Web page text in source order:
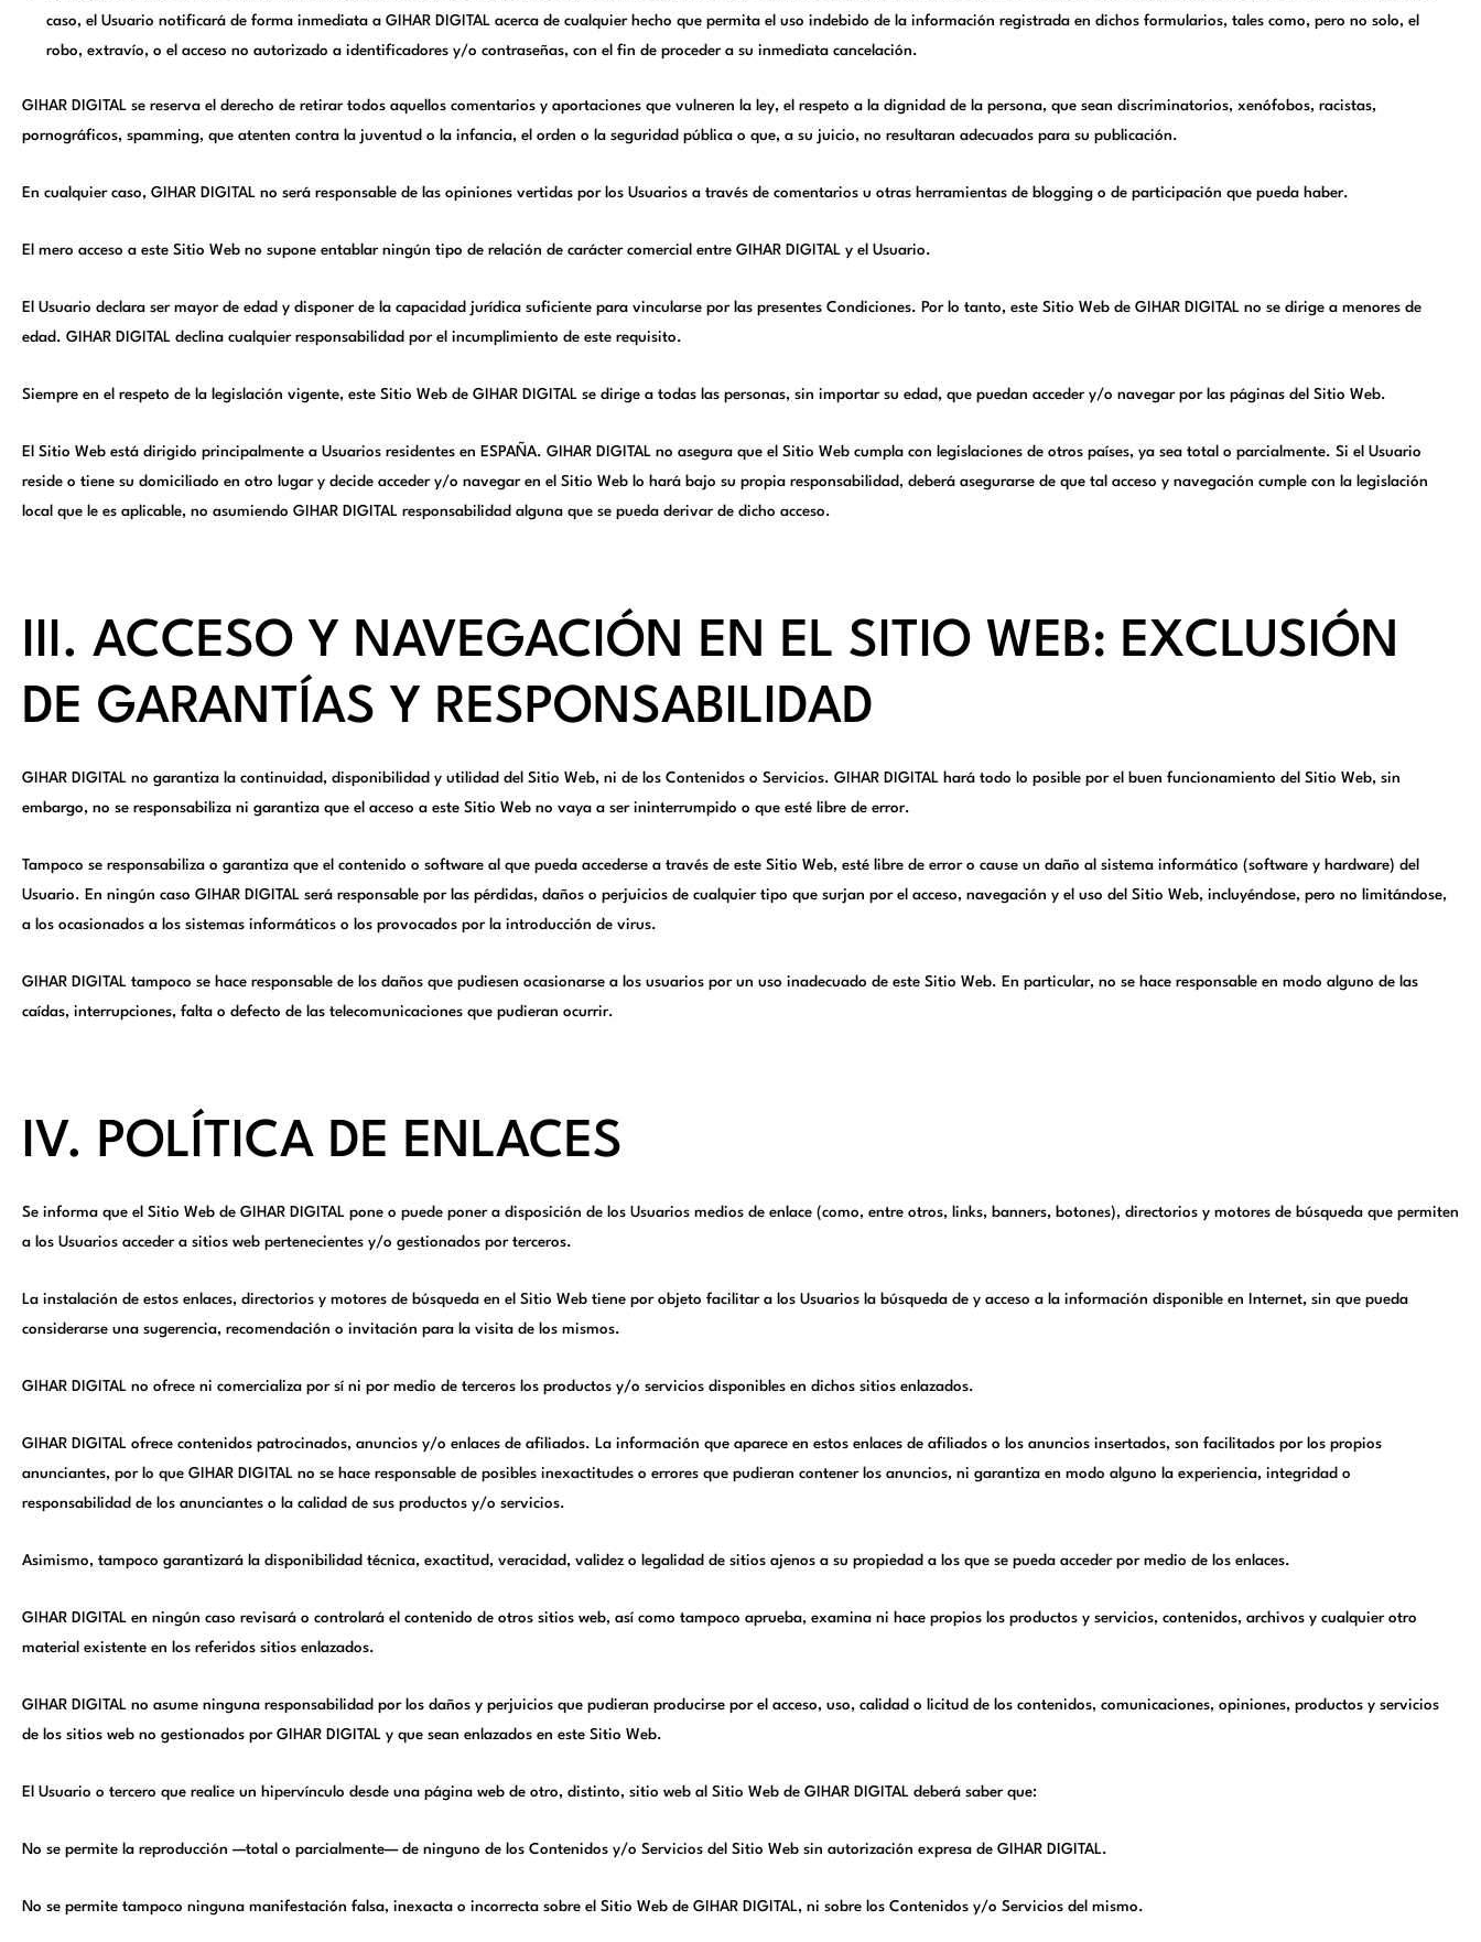
caso, el Usuario notificará de forma inmediata a GIHAR DIGITAL acerca de cualquier hecho que permita el uso indebido de la información registrada en dichos formularios, tales como, pero no solo, el
robo, extravío, o el acceso no autorizado a identificadores y/o contraseñas, con el fin de proceder a su inmediata cancelación.
GIHAR DIGITAL se reserva el derecho de retirar todos aquellos comentarios y aportaciones que vulneren la ley, el respeto a la dignidad de la persona, que sean discriminatorios, xenófobos, racistas,
pornográficos, spamming, que atenten contra la juventud o la infancia, el orden o la seguridad pública o que, a su juicio, no resultaran adecuados para su publicación.
En cualquier caso, GIHAR DIGITAL no será responsable de las opiniones vertidas por los Usuarios a través de comentarios u otras herramientas de blogging o de participación que pueda haber.
El mero acceso a este Sitio Web no supone entablar ningún tipo de relación de carácter comercial entre GIHAR DIGITAL y el Usuario.
El Usuario declara ser mayor de edad y disponer de la capacidad jurídica suficiente para vincularse por las presentes Condiciones. Por lo tanto, este Sitio Web de GIHAR DIGITAL no se dirige a menores de
edad. GIHAR DIGITAL declina cualquier responsabilidad por el incumplimiento de este requisito.
Siempre en el respeto de la legislación vigente, este Sitio Web de GIHAR DIGITAL se dirige a todas las personas, sin importar su edad, que puedan acceder y/o navegar por las páginas del Sitio Web.
El Sitio Web está dirigido principalmente a Usuarios residentes en ESPAÑA. GIHAR DIGITAL no asegura que el Sitio Web cumpla con legislaciones de otros países, ya sea total o parcialmente. Si el Usuario
reside o tiene su domiciliado en otro lugar y decide acceder y/o navegar en el Sitio Web lo hará bajo su propia responsabilidad, deberá asegurarse de que tal acceso y navegación cumple con la legislación
local que le es aplicable, no asumiendo GIHAR DIGITAL responsabilidad alguna que se pueda derivar de dicho acceso.
III. ACCESO Y NAVEGACIÓN EN EL SITIO WEB: EXCLUSIÓN
DE GARANTÍAS Y RESPONSABILIDAD
GIHAR DIGITAL no garantiza la continuidad, disponibilidad y utilidad del Sitio Web, ni de los Contenidos o Servicios. GIHAR DIGITAL hará todo lo posible por el buen funcionamiento del Sitio Web, sin
embargo, no se responsabiliza ni garantiza que el acceso a este Sitio Web no vaya a ser ininterrumpido o que esté libre de error.
Tampoco se responsabiliza o garantiza que el contenido o software al que pueda accederse a través de este Sitio Web, esté libre de error o cause un daño al sistema informático (software y hardware) del
Usuario. En ningún caso GIHAR DIGITAL será responsable por las pérdidas, daños o perjuicios de cualquier tipo que surjan por el acceso, navegación y el uso del Sitio Web, incluyéndose, pero no limitándose,
a los ocasionados a los sistemas informáticos o los provocados por la introducción de virus.
GIHAR DIGITAL tampoco se hace responsable de los daños que pudiesen ocasionarse a los usuarios por un uso inadecuado de este Sitio Web. En particular, no se hace responsable en modo alguno de las
caídas, interrupciones, falta o defecto de las telecomunicaciones que pudieran ocurrir.
IV. POLÍTICA DE ENLACES
Se informa que el Sitio Web de GIHAR DIGITAL pone o puede poner a disposición de los Usuarios medios de enlace (como, entre otros, links, banners, botones), directorios y motores de búsqueda que permiten
a los Usuarios acceder a sitios web pertenecientes y/o gestionados por terceros.
La instalación de estos enlaces, directorios y motores de búsqueda en el Sitio Web tiene por objeto facilitar a los Usuarios la búsqueda de y acceso a la información disponible en Internet, sin que pueda
considerarse una sugerencia, recomendación o invitación para la visita de los mismos.
GIHAR DIGITAL no ofrece ni comercializa por sí ni por medio de terceros los productos y/o servicios disponibles en dichos sitios enlazados.
GIHAR DIGITAL ofrece contenidos patrocinados, anuncios y/o enlaces de afiliados. La información que aparece en estos enlaces de afiliados o los anuncios insertados, son facilitados por los propios
anunciantes, por lo que GIHAR DIGITAL no se hace responsable de posibles inexactitudes o errores que pudieran contener los anuncios, ni garantiza en modo alguno la experiencia, integridad o
responsabilidad de los anunciantes o la calidad de sus productos y/o servicios.
Asimismo, tampoco garantizará la disponibilidad técnica, exactitud, veracidad, validez o legalidad de sitios ajenos a su propiedad a los que se pueda acceder por medio de los enlaces.
GIHAR DIGITAL en ningún caso revisará o controlará el contenido de otros sitios web, así como tampoco aprueba, examina ni hace propios los productos y servicios, contenidos, archivos y cualquier otro
material existente en los referidos sitios enlazados.
GIHAR DIGITAL no asume ninguna responsabilidad por los daños y perjuicios que pudieran producirse por el acceso, uso, calidad o licitud de los contenidos, comunicaciones, opiniones, productos y servicios
de los sitios web no gestionados por GIHAR DIGITAL y que sean enlazados en este Sitio Web.
El Usuario o tercero que realice un hipervínculo desde una página web de otro, distinto, sitio web al Sitio Web de GIHAR DIGITAL deberá saber que:
No se permite la reproducción —total o parcialmente— de ninguno de los Contenidos y/o Servicios del Sitio Web sin autorización expresa de GIHAR DIGITAL.
No se permite tampoco ninguna manifestación falsa, inexacta o incorrecta sobre el Sitio Web de GIHAR DIGITAL, ni sobre los Contenidos y/o Servicios del mismo.